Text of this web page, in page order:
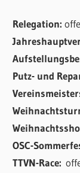
Relegation:
Putz- und
OSC-
TTVN-Race: